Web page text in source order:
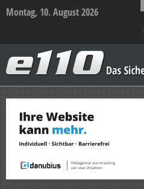
Montag, 10. August 2026
–
Das
Sicherheitsportal
Zum
Inhalt
springen